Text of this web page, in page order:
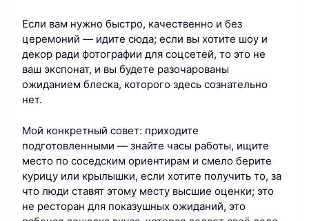
Если вам нужно быстро, качественно и без
церемоний — идите сюда; если вы хотите шоу и
декор ради фотографии для соцсетей, то это не
ваш экспонат, и вы будете разочарованы
ожиданием блеска, которого здесь сознательно
нет.
Мой конкретный совет: приходите
подготовленными — знайте часы работы, ищите
место по соседским ориентирам и смело берите
курицу или крылышки, если хотите получить то, за
что люди ставят этому месту высшие оценки; это
не ресторан для показушных ожиданий, это